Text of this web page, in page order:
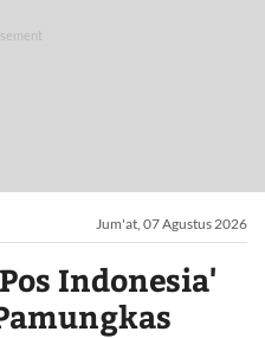
Jum'at, 07 Agustus 2026
Indonesia'